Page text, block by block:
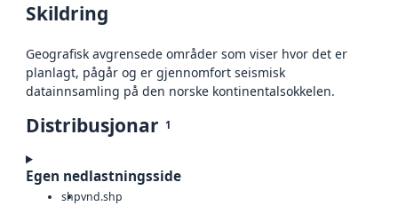
Skildring
Geografisk avgrensede områder som viser hvor det er
planlagt, pågår og er gjennomfort seismisk
datainnsamling på den norske kontinentalsokkelen.
Distribusjonar 1
Egen nedlastningsside
shpvnd.shp